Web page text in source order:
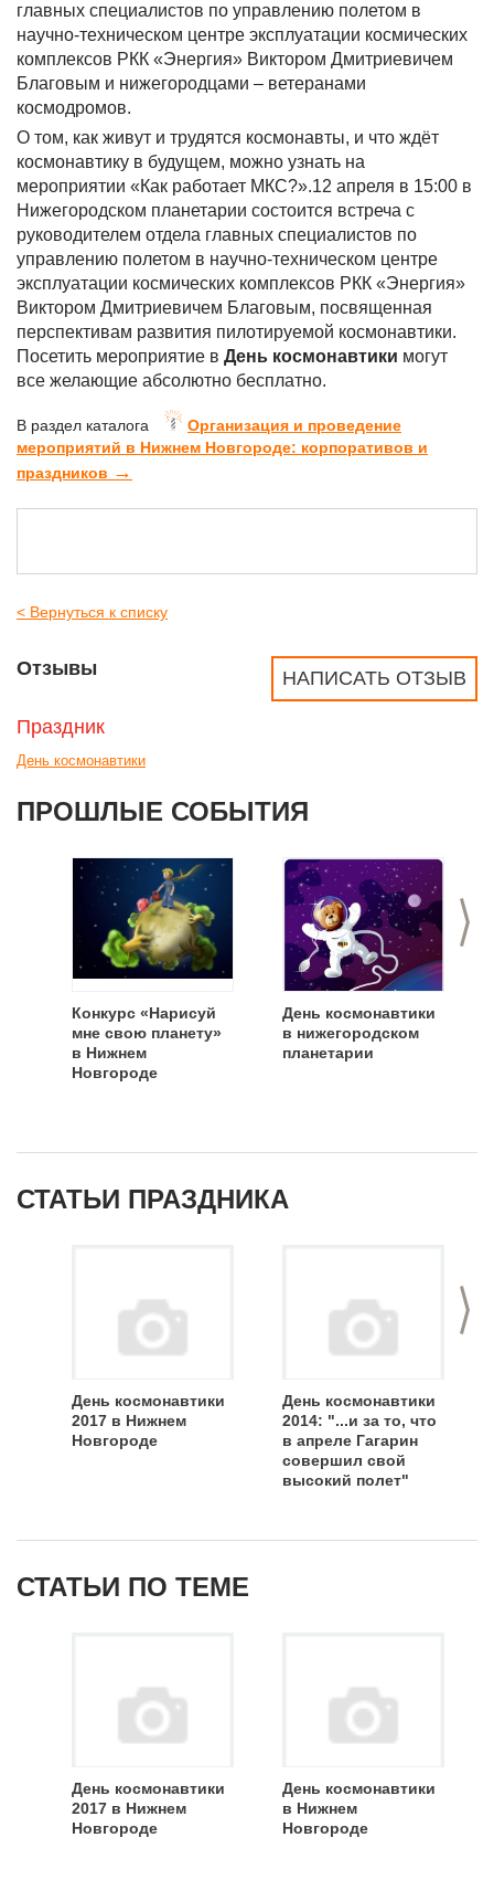
главных специалистов по управлению полетом в
научно-техническом центре эксплуатации космических
комплексов РКК «Энергия» Виктором Дмитриевичем
Благовым и нижегородцами – ветеранами
космодромов.
О том, как живут и трудятся космонавты, и что ждёт
космонавтику в будущем, можно узнать на
мероприятии «Как работает МКС?».12 апреля в 15:00 в
Нижегородском планетарии состоится встреча с
руководителем отдела главных специалистов по
управлению полетом в научно-техническом центре
эксплуатации космических комплексов РКК «Энергия»
Виктором Дмитриевичем Благовым, посвященная
перспективам развития пилотируемой космонавтики.
Посетить мероприятие в День космонавтики могут
все желающие абсолютно бесплатно.
В раздел каталога
Организация и проведение
мероприятий в Нижнем Новгороде: корпоративов и
праздников →
< Вернуться к списку
НАПИСАТЬ ОТЗЫВ
Отзывы
Праздник
День космонавтики
ПРОШЛЫЕ СОБЫТИЯ
>
Конкурс «Нарисуй
мне свою планету»
в Нижнем
Новгороде
День космонавтики
в нижегородском
планетарии
СТАТЬИ ПРАЗДНИКА
>
День космонавтики
2017 в Нижнем
Новгороде
День космонавтики
2014: "...и за то, что
в апреле Гагарин
совершил свой
высокий полет"
СТАТЬИ ПО ТЕМЕ
День космонавтики
2017 в Нижнем
Новгороде
День космонавтики
в Нижнем
Новгороде